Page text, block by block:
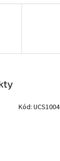
Kód: UCS1004